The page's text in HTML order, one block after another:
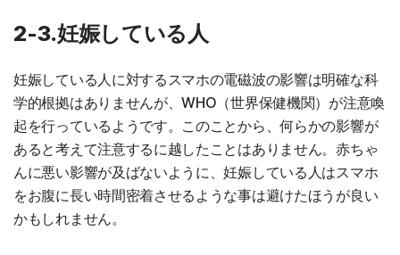
2-3.妊娠している人
妊娠している人に対するスマホの電磁波の影響は明確な科
学的根拠はありませんが、WHO（世界保健機関）が注意喚
起を行っているようです。このことから、何らかの影響が
あると考えて注意するに越したことはありません。赤ちゃ
んに悪い影響が及ばないように、妊娠している人はスマホ
をお腹に長い時間密着させるような事は避けたほうが良い
かもしれません。